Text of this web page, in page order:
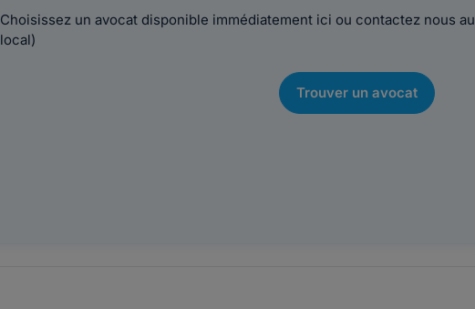
Choisissez un avocat disponible immédiatement ici ou contactez nous au
local)
Trouver un avocat